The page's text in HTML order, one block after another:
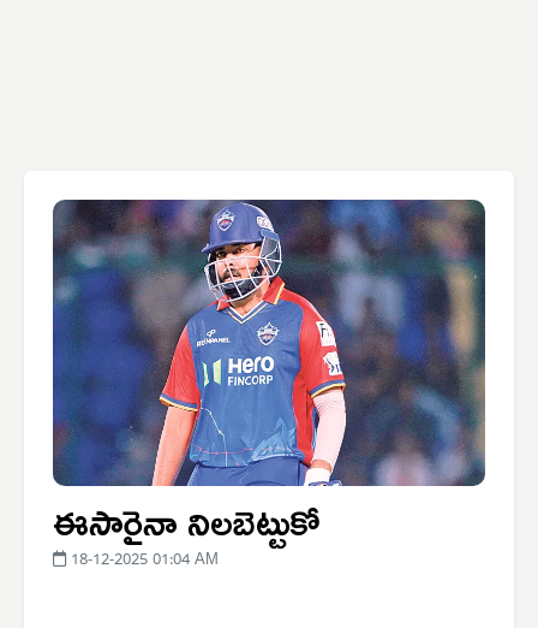
ఈసారైనా నిలబెట్టుకో
18-12-2025 01:04 AM